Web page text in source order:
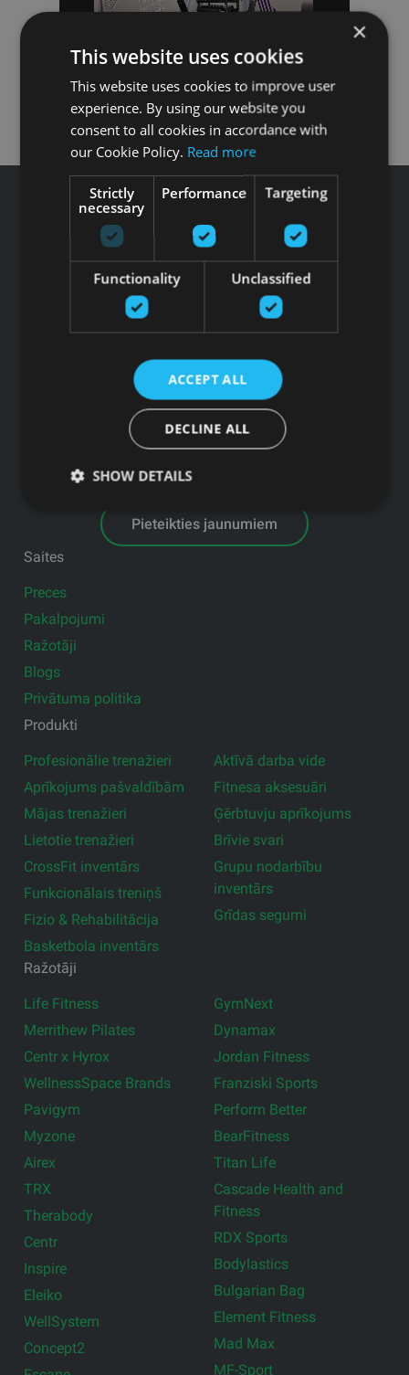
Tālrunis: +371 67 99 40 44
info@gfitness.lv
Juridiskā adrese: Ezermalas iela 6 k-3, Rīga, LV-1006
Reģ.Nr. 44103017158 PVN Nr. LV44103017158
A/S SEB Banka LV92UNLA0004007467819 , SWIFT: UNLALV2X
GFITNESS JAUNUMI TAVĀ E-PASTĀ
Pieteikties jaunumiem
Saites
Preces
Pakalpojumi
Ražotāji
Blogs
Privātuma politika
Produkti
Profesionālie trenažieri
Aprīkojums pašvaldībām
Mājas trenažieri
Lietotie trenažieri
CrossFit inventārs
Funkcionālais treniņš
Fizio & Rehabilitācija
Basketbola inventārs
Aktīvā darba vide
Fitnesa aksesuāri
Ģērbtuvju aprīkojums
Brīvie svari
Grupu nodarbību
inventārs
Grīdas segumi
Ražotāji
Life Fitness
Merrithew Pilates
Centr x Hyrox
WellnessSpace Brands
Pavigym
Myzone
Airex
TRX
Therabody
Centr
Inspire
Eleiko
WellSystem
Concept2
GymNext
Dynamax
Jordan Fitness
Franziski Sports
Perform Better
BearFitness
Titan Life
Cascade Health and
Fitness
RDX Sports
Bodylastics
Bulgarian Bag
Element Fitness
Mad Max
MF-Sport
×
This website uses cookies
This website uses cookies to improve user
experience. By using our website you
consent to all cookies in accordance with
our Cookie Policy. Read more
Strictly
necessary
Performance Targeting
Functionality Unclassified
ACCEPT ALL
DECLINE ALL
SHOW DETAILS